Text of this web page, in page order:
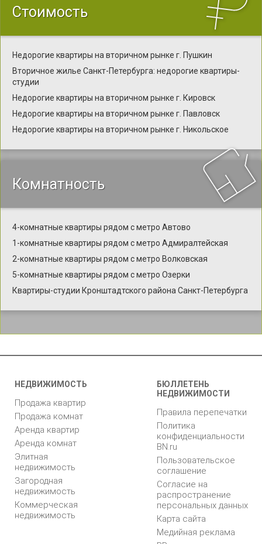
Стоимость
Недорогие квартиры на вторичном рынке г. Пушкин
Вторичное жилье Санкт-Петербурга: недорогие квартиры-
студии
Недорогие квартиры на вторичном рынке г. Кировск
Недорогие квартиры на вторичном рынке г. Павловск
Недорогие квартиры на вторичном рынке г. Никольское
Комнатность
4-комнатные квартиры рядом с метро Автово
1-комнатные квартиры рядом с метро Адмиралтейская
2-комнатные квартиры рядом с метро Волковская
5-комнатные квартиры рядом с метро Озерки
Квартиры-студии Кронштадтского района Санкт-Петербурга
НЕДВИЖИМОСТЬ
Продажа квартир
Продажа комнат
Аренда квартир
Аренда комнат
Элитная
недвижимость
Загородная
недвижимость
Коммерческая
недвижимость
БЮЛЛЕТЕНЬ
НЕДВИЖИМОСТИ
Правила перепечатки
Политика
конфиденциальности
BN.ru
Пользовательское
соглашение
Согласие на
распространение
персональных данных
Карта сайта
Медийная реклама